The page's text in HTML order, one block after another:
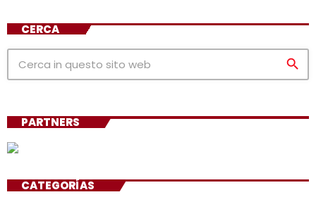
CERCA
search
PARTNERS
CATEGORÍAS